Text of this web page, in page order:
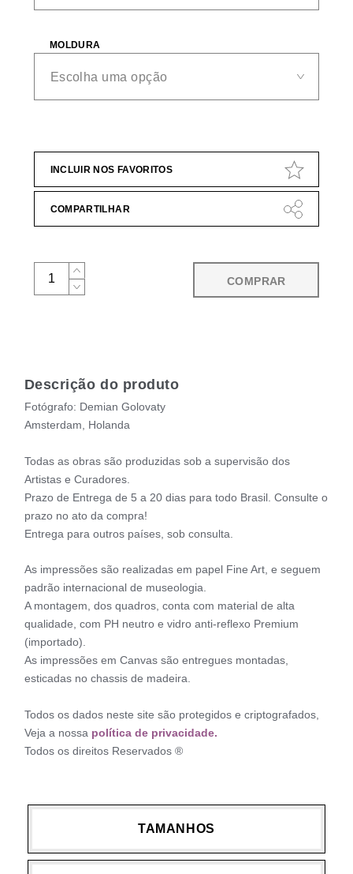
MOLDURA
INCLUIR NOS FAVORITOS
COMPARTILHAR
COMPRAR
Descrição do produto
Fotógrafo: Demian Golovaty
Amsterdam, Holanda
Todas as obras são produzidas sob a supervisão dos
Artistas e Curadores.
Prazo de Entrega de 5 a 20 dias para todo Brasil. Consulte o
prazo no ato da compra!
Entrega para outros países, sob consulta.
As impressões são realizadas em papel Fine Art, e seguem
padrão internacional de museologia.
A montagem, dos quadros, conta com material de alta
qualidade, com PH neutro e vidro anti-reflexo Premium
(importado).
As impressões em Canvas são entregues montadas,
esticadas no chassis de madeira.
Todos os dados neste site são protegidos e criptografados,
Veja a nossa política de privacidade.
Todos os direitos Reservados ®
TAMANHOS